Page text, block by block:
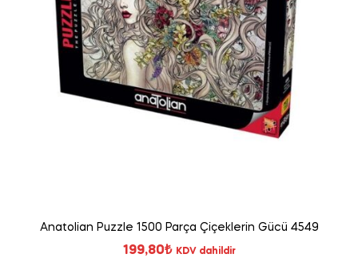
Anatolian Puzzle 1500 Parça Çiçeklerin Gücü 4549
199,80₺ KDV dahildir